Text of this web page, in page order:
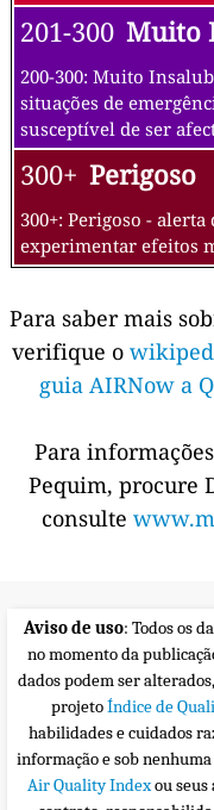
201-300 Muito
200-300: Muito
situações de
susceptível de ser
300+ Perigoso
300+: Perigoso -
experimentar efeitos
Para saber mais
verifique o
guia AIRNow a
Para
Pequim, procure
consulte
Aviso de uso: Todos os
no momento da
dados podem ser
projetoÍndice de
habilidades e cuidados
informação e sob
Air Quality Indexou